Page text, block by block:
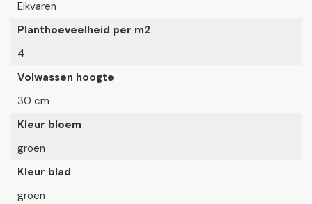
Eikvaren
Planthoeveelheid per m2
4
Volwassen hoogte
30 cm
Kleur bloem
groen
Kleur blad
groen